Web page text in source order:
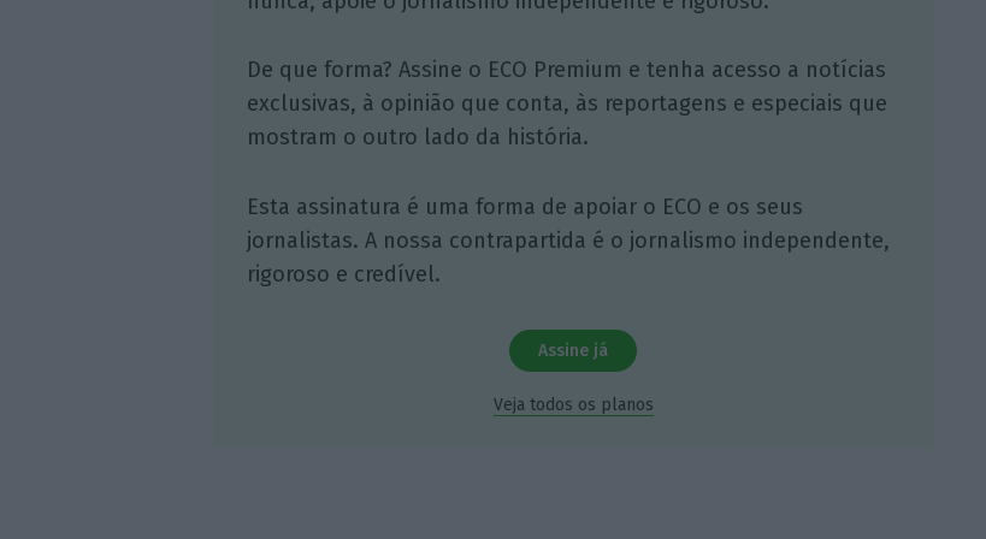
De que forma? Assine o ECO Premium e tenha acesso a notícias
exclusivas, à opinião que conta, às reportagens e especiais que
mostram o outro lado da história.
Esta assinatura é uma forma de apoiar o ECO e os seus
jornalistas. A nossa contrapartida é o jornalismo independente,
rigoroso e credível.
Assine já
Veja todos os planos